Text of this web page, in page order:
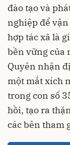
đào tạo và
nghiệp để
hợp tác xã là
bền vững của
Quyên nhận
một mắt xích
trong con số
hồi, tạo ra
các bên tham